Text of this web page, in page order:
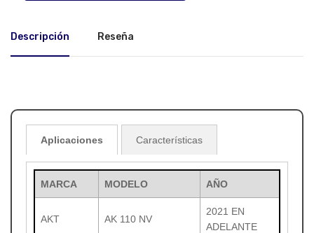
Descripción Reseña
Aplicaciones Características
MARCA MODELO AÑO
AKT AK 110 NV
2021 EN
ADELANTE